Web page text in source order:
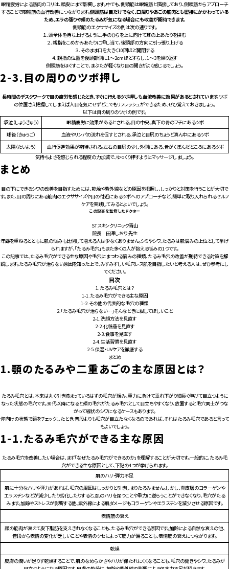
眼精疲労による筋肉のコリは、頭皮にまで影響します。中でも、側頭筋は眼輪筋と隣接しており、側頭筋からアプローチ
することで眼輪筋の血行改善につながります。側頭筋は目だけでなく、口周りやあごの筋肉とも密接にかかわっている
ため、エラの張りや頬のたるみが気になる場合にも改善が期待できます。
側頭筋のエクササイズの例は次の通りです。
１．頭全体を持ち上げるように、手のひらを上に向けて耳の上あたりを挟む
２．親指をこめかみあたりに押し当て、後頭部の方向に引っ張り上げる
３．そのまま口を大きく10回ほど開閉する
４．親指の位置を後頭部側に1～2cmほどずらし、1～3を繰り返す
側頭筋をほぐすことで、まぶたが軽くなり目の開きがよく感じるでしょう。
2-3. 目の周りのツボ押し
長時間のデスクワークで目の疲労を感じたとき、すぐに行えるツボ押しも血流改善に効果があるとされています。ツボ
の位置さえ把握してしまえば人目を気にせずどこでもリフレッシュができるため、ぜひ覚えておきましょう。
以下は目の周りのツボの例です。
承泣（しょうきゅう）
眼精疲労に効果があるとされる。目の中央、真下の骨のフチにあるツボ
球後（きゅうご）
血液やリンパの流れを促すとされる、承泣と目尻のちょうど真ん中にあるツボ
太陽（たいよう）
血行促進効果が期待される。左右の目尻の少し外側にある、骨がくぼんだところにあるツボ
気持ちよさを感じられる程度の力加減で、ゆっくり押すようにマッサージしましょう。
まとめ
目の下にできるシワの改善を目指すためには、乾燥や紫外線などの原因を把握し、しっかりと対策を行うことが大切で
す。また、目の周りにある筋肉のエクササイズや目の付近にあるツボへのアプローチなど、簡単に取り入れられるセルフ
ケアを実践してみるとよいでしょう。
この記事を監修したドクター
STスキンクリニック青山
院長 田澤しおり 先生
年齢を重ねるとともに肌の悩みも比例して増える人は少なくありません。シミやシワ、たるみは肌悩みの上位として挙げ
られますが、「たるみ毛穴」もまた多くの人が抱える悩みの1つです。
この記事では、たるみ毛穴ができる主な原因や毛穴にまつわる悩みの種類、たるみ毛穴の改善が期待できる対策を解
説します。たるみ毛穴が治らない原因を知った上で、みずみずしい毛穴レス肌を目指したいと考える人は、ぜひ参考にし
てください。
目次
1. たるみ毛穴とは？
1-1. たるみ毛穴ができる主な原因
1-2. その他の代表的な毛穴の種類
2. 「たるみ毛穴が治らない…」そんなときに試してほしいこと
2-1. 洗顔方法を見直す
2-2. 化粧品を見直す
2-3. 食事を見直す
2-4. 生活習慣を見直す
2-5. 保湿・UVケアを徹底する
まとめ
1.顎のたるみや二重あごの主な原因とは？
たるみ毛穴とは、本来は丸く引き締まっているはずの毛穴が緩み、重力に負けて垂れ下がり細長く伸びて目立つように
なった状態の毛穴です。30代以降になると頬の毛穴がたるみ毛穴として目立ちやすくなり、放置すると毛穴同士がつな
がって線状のシワになるケースもあります。
仰向けの状態で鏡をチェックしたとき、普段よりも毛穴が目立たなくなるのであれば、それはたるみ毛穴であると言って
もよいでしょう。
1-1.たるみ毛穴ができる主な原因
たるみ毛穴を改善したい場合は、まず「なぜたるみ毛穴ができるのか」を理解することが大切です。一般的に、たるみ毛
穴ができる主な原因として、下記の4つが挙げられます。
肌のハリ・弾力不足
肌に十分なハリや弾力があれば、毛穴の周囲はしっかりと引きしまりたるみません。しかし、真皮層のコラーゲンや
エラスチンなどが減少したり劣化したりすると、肌のハリを保つことや重力に逆らうことができなくなり、毛穴がたる
みます。加齢やストレスが影響する他、紫外線による肌ダメージもコラーゲンやエラスチンを減少させる原因です。
表情筋の衰え
顔の筋肉が衰えて皮下脂肪を支えきれなくなることも、たるみ毛穴ができる原因です。加齢による自然な衰えの他、
普段から表情の変化が乏しいことや表情のクセによって筋力が偏ることも、表情筋の衰えにつながります。
乾燥
皮膚の潤いが足りず乾燥することで、肌のなめらかさやハリが保たれにくくなることも、毛穴の開きやシワ、たるみが